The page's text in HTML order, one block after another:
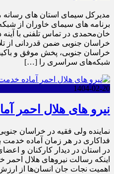
مدیرکل سیمای استان های رسانه
برنامه های سیمای خاوران از
خان‌محمدی در تماس تلفنی با
خراسان جنوبی ضمن قدردانی از
خراسان جنوبی، پخش موفق و
شبکه‌های سراسری را […]
1404-02-20
نیرو های هلال احمر
نماینده ولی فقیه در خراسان
فداکاری در هر زمان آماده خدمت
در استان در دیدار کارکنان و
اینکه رسالت نیرو‌های هلال
اهمیت نجات جان انسان‌ها از